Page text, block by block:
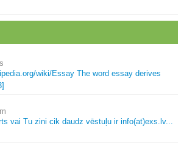
org/wiki/Essay The word essay derives
vai Tu zini cik daudz vēstuļu ir info(at)exs. lv...